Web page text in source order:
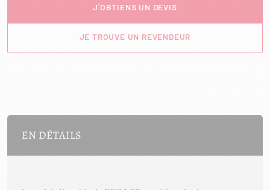
J'OBTIENS UN DEVIS
JE TROUVE UN REVENDEUR
EN DÉTAILS